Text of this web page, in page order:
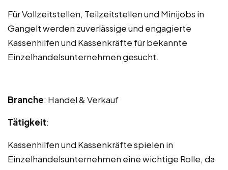
Für Vollzeitstellen, Teilzeitstellen und Minijobs in
Gangelt werden zuverlässige und engagierte
Kassenhilfen und Kassenkräfte für bekannte
Einzelhandelsunternehmen gesucht.
Branche: Handel & Verkauf
Tätigkeit:
Kassenhilfen und Kassenkräfte spielen in
Einzelhandelsunternehmen eine wichtige Rolle, da